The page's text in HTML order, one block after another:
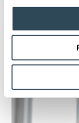
compartir las
cuestiones
conseguir
EIR por temas